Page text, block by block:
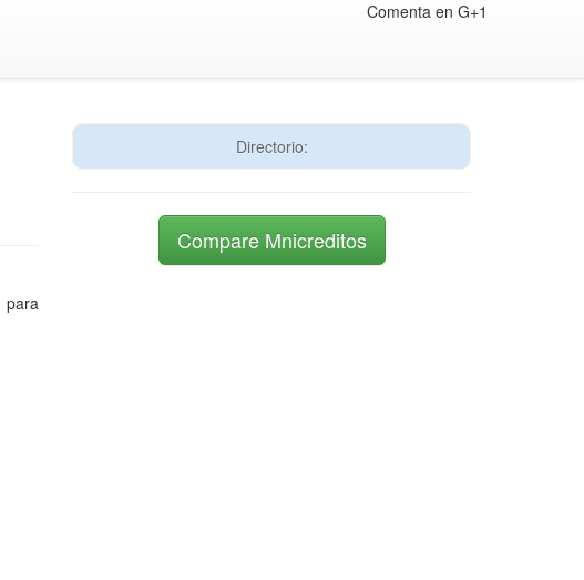
Comenta en G+1
para
Directorio:
Compare Mnicreditos